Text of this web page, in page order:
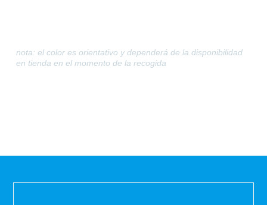
nota: el color es orientativo y dependerá de la disponibilidad
en tienda en el momento de la recogida